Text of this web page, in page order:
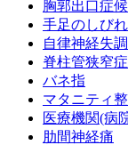
胸郭出口症
手足のしびれ
自律神経失
脊柱管狭窄症
バネ指
マタニティ
医療機関(病
肋間神経痛